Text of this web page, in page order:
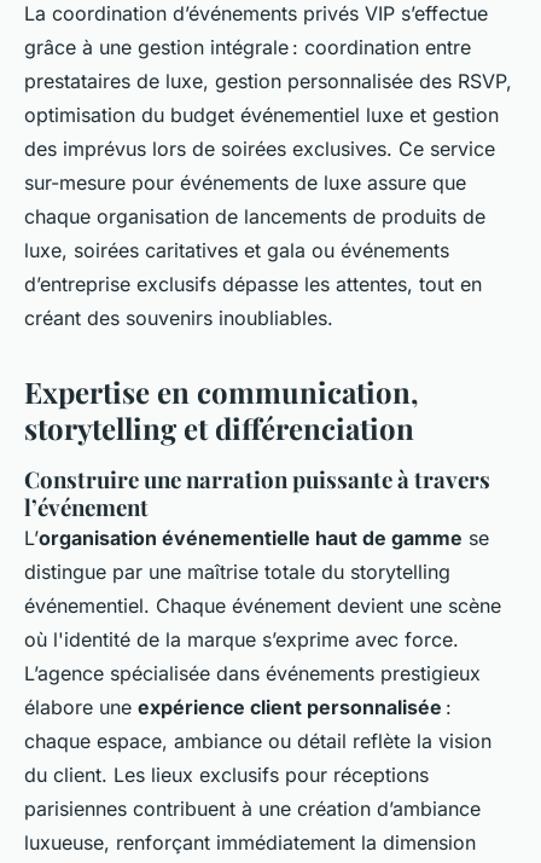
La coordination d’événements privés VIP s’effectue
grâce à une gestion intégrale : coordination entre
prestataires de luxe, gestion personnalisée des RSVP,
optimisation du budget événementiel luxe et gestion
des imprévus lors de soirées exclusives. Ce service
sur-mesure pour événements de luxe assure que
chaque organisation de lancements de produits de
luxe, soirées caritatives et gala ou événements
d’entreprise exclusifs dépasse les attentes, tout en
créant des souvenirs inoubliables.
Expertise en communication,
storytelling et différenciation
Construire une narration puissante à travers
l’événement
L’organisation événementielle haut de gamme se
distingue par une maîtrise totale du storytelling
événementiel. Chaque événement devient une scène
où l'identité de la marque s’exprime avec force.
L’agence spécialisée dans événements prestigieux
élabore une expérience client personnalisée :
chaque espace, ambiance ou détail reflète la vision
du client. Les lieux exclusifs pour réceptions
parisiennes contribuent à une création d’ambiance
luxueuse, renforçant immédiatement la dimension